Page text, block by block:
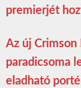
premierjét
Az új
paradicsoma
eladható